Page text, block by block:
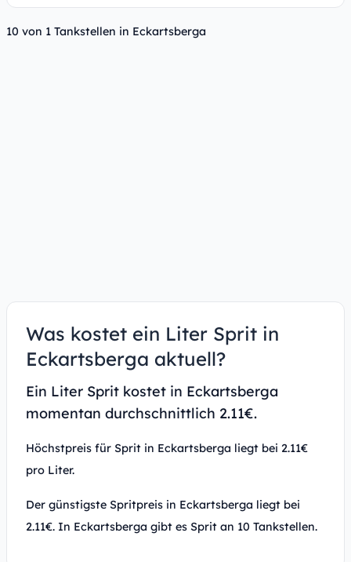
10 von 1 Tankstellen in Eckartsberga
Was kostet ein Liter Sprit in
Eckartsberga aktuell?
Ein Liter Sprit kostet in Eckartsberga
momentan durchschnittlich 2.11€.
Höchstpreis für Sprit in Eckartsberga liegt bei 2.11€
pro Liter.
Der günstigste Spritpreis in Eckartsberga liegt bei
2.11€. In Eckartsberga gibt es Sprit an 10 Tankstellen.